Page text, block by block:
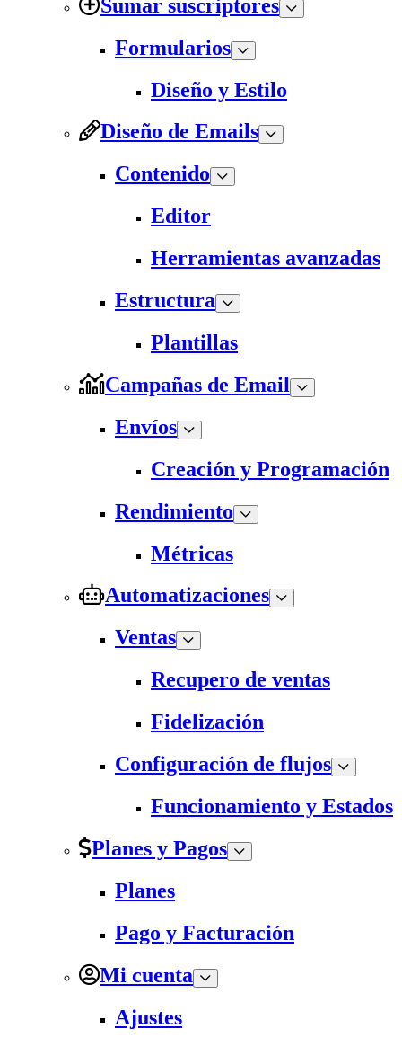
Sumar suscriptores
Formularios
Diseño y Estilo
Diseño de Emails
Contenido
Editor
Herramientas avanzadas
Estructura
Plantillas
Campañas de Email
Envíos
Creación y Programación
Rendimiento
Métricas
Automatizaciones
Ventas
Recupero de ventas
Fidelización
Configuración de flujos
Funcionamiento y Estados
Planes y Pagos
Planes
Pago y Facturación
Mi cuenta
Ajustes